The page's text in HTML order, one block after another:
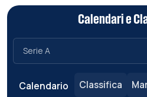
Calendari e
Calendario Classifica